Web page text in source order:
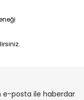
e-posta ile haberdar